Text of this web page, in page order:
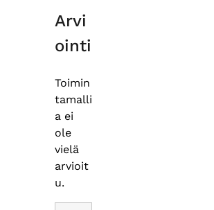
Arvi
ointi
Toimin
tamalli
a ei
ole
vielä
arvioit
u.